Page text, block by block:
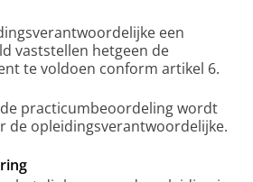
een
vaststellen hetgeen de
te voldoen conform artikel 6.
practicumbeoordeling wordt
de opleidingsverantwoordelijke.